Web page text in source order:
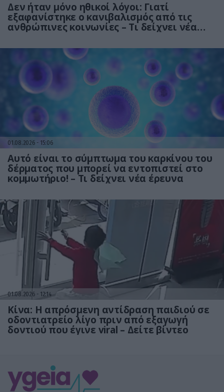
Δεν ήταν μόνο ηθικοί λόγοι: Γιατί
εξαφανίστηκε ο κανιβαλισμός από τις
ανθρώπινες κοινωνίες – Τι δείχνει νέα
01.08.2026 15:06
Αυτό είναι το σύμπτωμα του καρκίνου του
δέρματος που μπορεί να εντοπιστεί στο
κομμωτήριο! – Τι δείχνει νέα έρευνα
01.08.2026 12:14
Κίνα: Η απρόσμενη αντίδραση παιδιού σε
οδοντιατρείο λίγο πριν από εξαγωγή
δοντιού που έγινε viral – Δείτε βίντεο